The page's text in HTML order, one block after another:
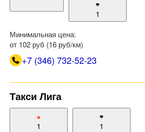
1
Минимальная цена:
от 102 руб (16 руб/км)
+7 (346) 732-52-23
Такси Лига
1 1